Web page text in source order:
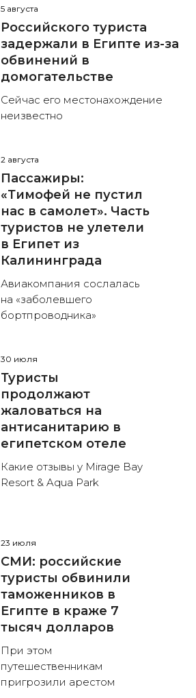
5 августа
Российского туриста
задержали в Египте из-за
обвинений в
домогательстве
Сейчас его местонахождение
неизвестно
2 августа
Пассажиры:
«Тимофей не пустил
нас в самолет». Часть
туристов не улетели
в Египет из
Калининграда
Авиакомпания сослалась
на «заболевшего
бортпроводника»
30 июля
Туристы
продолжают
жаловаться на
антисанитарию в
египетском отеле
Какие отзывы у Mirage Bay
Resort & Aqua Park
23 июля
СМИ: российские
туристы обвинили
таможенников в
Египте в краже 7
тысяч долларов
При этом
путешественникам
пригрозили арестом